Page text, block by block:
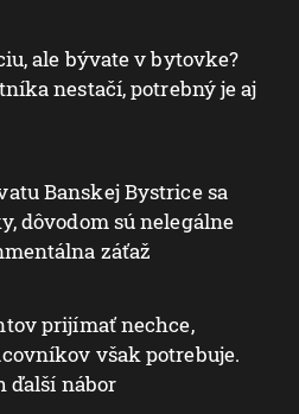
ale bývate v bytovke?
nestačí, potrebný je aj
Banskej Bystrice sa
dôvodom sú nelegálne
záťaž
prijímať nechce,
však potrebuje.
ďalší nábor